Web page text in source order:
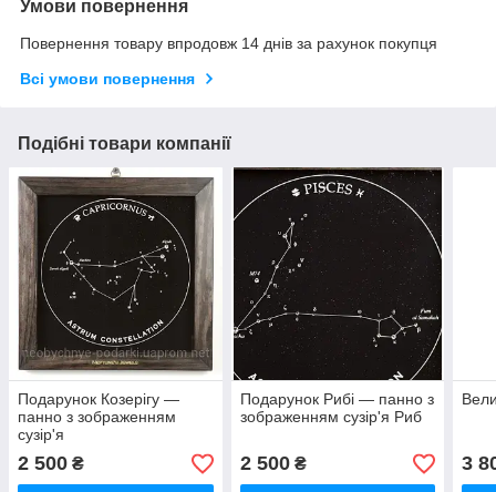
Умови повернення
Повернення товару впродовж 14 днів за рахунок покупця
Всі умови повернення
Подібні товари компанії
Подарунок Козерігу —
панно з зображенням
сузір'я
2 500 ₴
Подарунок Рибі — панно з
зображенням сузір'я Риб
2 500₴ 3